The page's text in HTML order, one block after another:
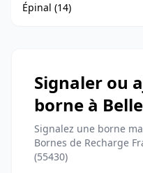
Épinal (14)
Signaler ou
borne à
Signalez une borne
Bornes de Recharge
(55430)